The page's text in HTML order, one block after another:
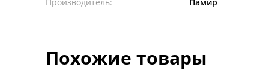
Похожие товары